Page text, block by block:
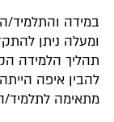
תהליך הלמידה
להבין איפה
מתאימה לתלמיד/